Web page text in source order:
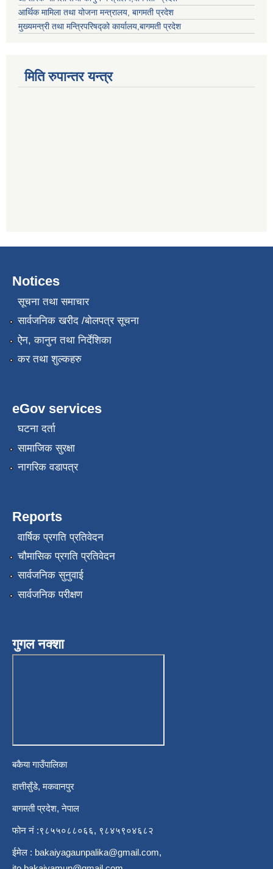
आर्थिक मामिला तथा योजना मन्त्रालय, बागमती प्रदेश
मुख्यमन्त्री तथा मन्त्रिपरिषद्को कार्यालय,बागमती प्रदेश
मिति रुपान्तर यन्त्र
Notices
सूचना तथा समाचार
सार्वजनिक खरीद /बोलपत्र सूचना
ऐन, कानुन तथा निर्देशिका
कर तथा शुल्कहरु
eGov services
घटना दर्ता
सामाजिक सुरक्षा
नागरिक वडापत्र
Reports
वार्षिक प्रगति प्रतिवेदन
चौमासिक प्रगति प्रतिवेदन
सार्वजनिक सुनुवाई
सार्वजनिक परीक्षण
गुगल नक्शा
बकैया गाउँपालिका
हात्तीसुँडे, मकवानपुर
बागमती प्रदेश, नेपाल
फोन नं :९८५५०८८०६६, ९८४५९०४६८२
ईमेल : bakaiyagaunpalika@gmail.com,